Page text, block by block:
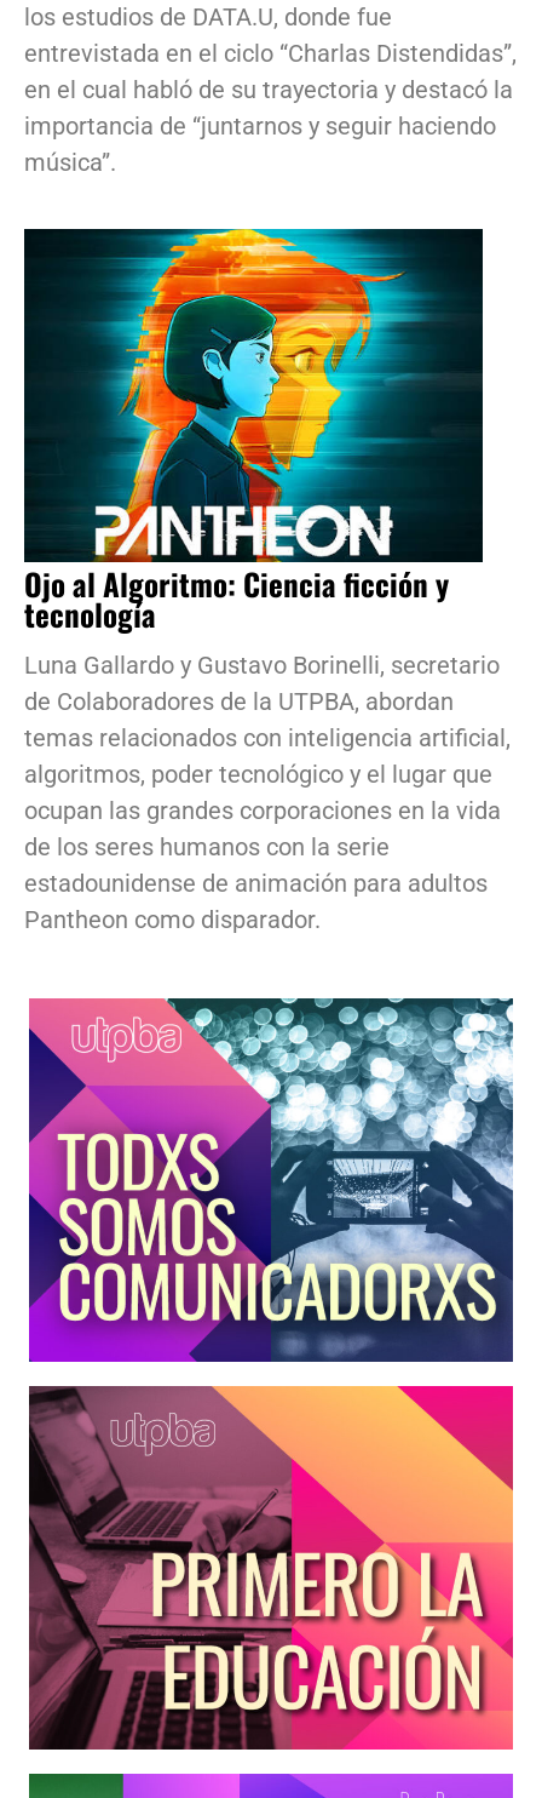
los estudios de DATA.U, donde fue
entrevistada en el ciclo “Charlas Distendidas”,
en el cual habló de su trayectoria y destacó la
importancia de “juntarnos y seguir haciendo
música”.
Ojo al Algoritmo: Ciencia ficción y
tecnología
Luna Gallardo y Gustavo Borinelli, secretario
de Colaboradores de la UTPBA, abordan
temas relacionados con inteligencia artificial,
algoritmos, poder tecnológico y el lugar que
ocupan las grandes corporaciones en la vida
de los seres humanos con la serie
estadounidense de animación para adultos
Pantheon como disparador.